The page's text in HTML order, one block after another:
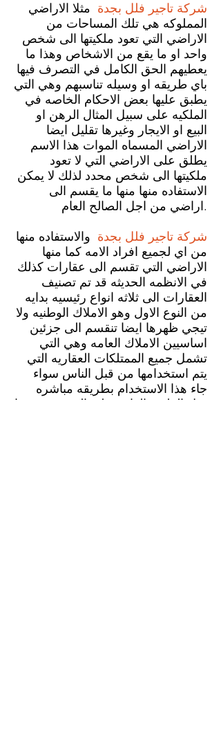
شركة تاجير فلل بجدة مثلا الاراضي
المملوكه هي تلك المساحات من
الاراضي التي تعود ملكيتها الى شخص
واحد او ما يقع من الاشخاص وهذا ما
يعطيهم الحق الكامل في التصرف فيها
باي طريقه او وسيله تناسبهم وهي التي
يطبق عليها بعض الاحكام الخاصه في
الملكيه على سبيل المثال الرهن او
البيع او الايجار وغيرها تقليل ايضا
الاراضي المسماه الموات هذا الاسم
يطلق على الاراضي التي لا تعود
ملكيتها الى شخص محدد لذلك لا يمكن
الاستفاده منها منها ما يقسم الى
اراضي من اجل الصالح العام.
شركة تاجير فلل بجدة والاستفاده منها
من اي لجميع افراد الامه كما منها
الاراضي التي تقسم الى عقارات كذلك
في الانظمه الحديثه قد تم تصنيف
العقارات الى ثلاثه انواع رئيسيه بدايه
من النوع الاول وهو الاملاك الوطنيه ولا
تيجي ظهرها ايضا تنقسم الى جزئين
اساسيين الاملاك العامه وهي التي
تشمل جميع الممتلكات العقاريه التي
يتم استخدامها من قبل الناس سواء
جاء هذا الاستخدام بطريقه مباشره
مثل الطرق العامه على التي يستخدمها